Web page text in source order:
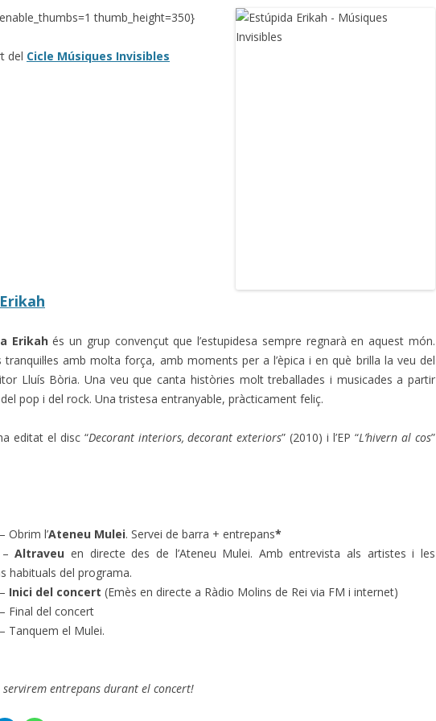
thumb_height=350}
del Cicle Músiques Invisibles
Erikahés un grup convençut que l’estupidesa sempre regnarà en aquest món.
tranquil·les amb molta força, amb moments per a l’èpica i en què brilla la veu del
Lluís Bòria. Una veu que canta històries molt treballades i musicades a partir
pop i del rock. Una tristesa entranyable, pràcticament feliç.
editat el disc “Decorant interiors, decorant exteriors” (2010) i l’EP “L’hivern al cos”
Obrim l’Ateneu Mulei. Servei de barra + entrepans*
–Altraveu en directe des de l’Ateneu Mulei. Amb entrevista als artistes i les
habituals del programa.
Inici del concert (Emès en directe a Ràdio Molins de Rei via FM i internet)
Final del concert
Tanquem el Mulei.
servirem entrepans durant el concert!